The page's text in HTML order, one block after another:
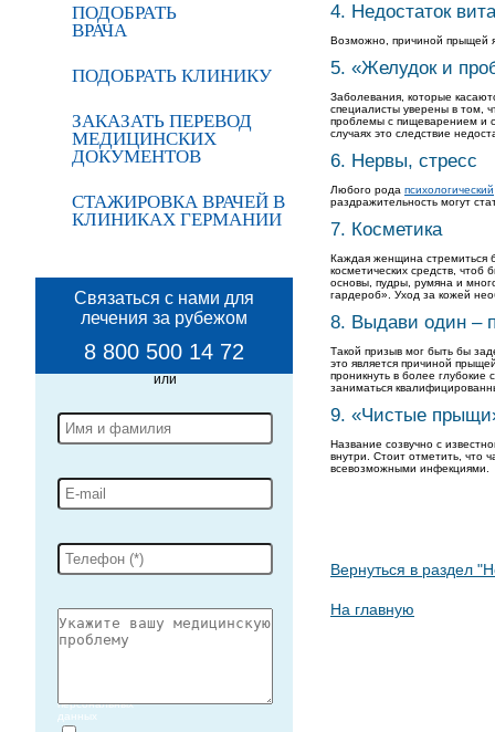
ПОДОБРАТЬ
ВРАЧА
ПОДОБРАТЬ КЛИНИКУ
ЗАКАЗАТЬ ПЕРЕВОД
МЕДИЦИНСКИХ
ДОКУМЕНТОВ
СТАЖИРОВКА ВРАЧЕЙ В
КЛИНИКАХ ГЕРМАНИИ
Связаться с нами для
лечения за рубежом
8 800 500 14 72
персональных
данных
4. Недостаток
Возможно, причиной прыщей
5. «Желудок и
Заболевания, которые
специалисты уверены в том,
проблемы с пищеварением и
случаях это следствие
6. Нервы, стресс
Любого рода психологический
раздражительность могут
7. Косметика
Каждая женщина стремиться
косметических средств,
основы, пудры, румяна и
гардероб». Уход за кожей
8. Выдави один –
Такой призыв мог быть бы
это является причиной
проникнуть в более
заниматься
9. «Чистые
Название созвучно с
внутри. Стоит отметить, что
всевозможными инфекциями.
Вернуться в раздел
На главную